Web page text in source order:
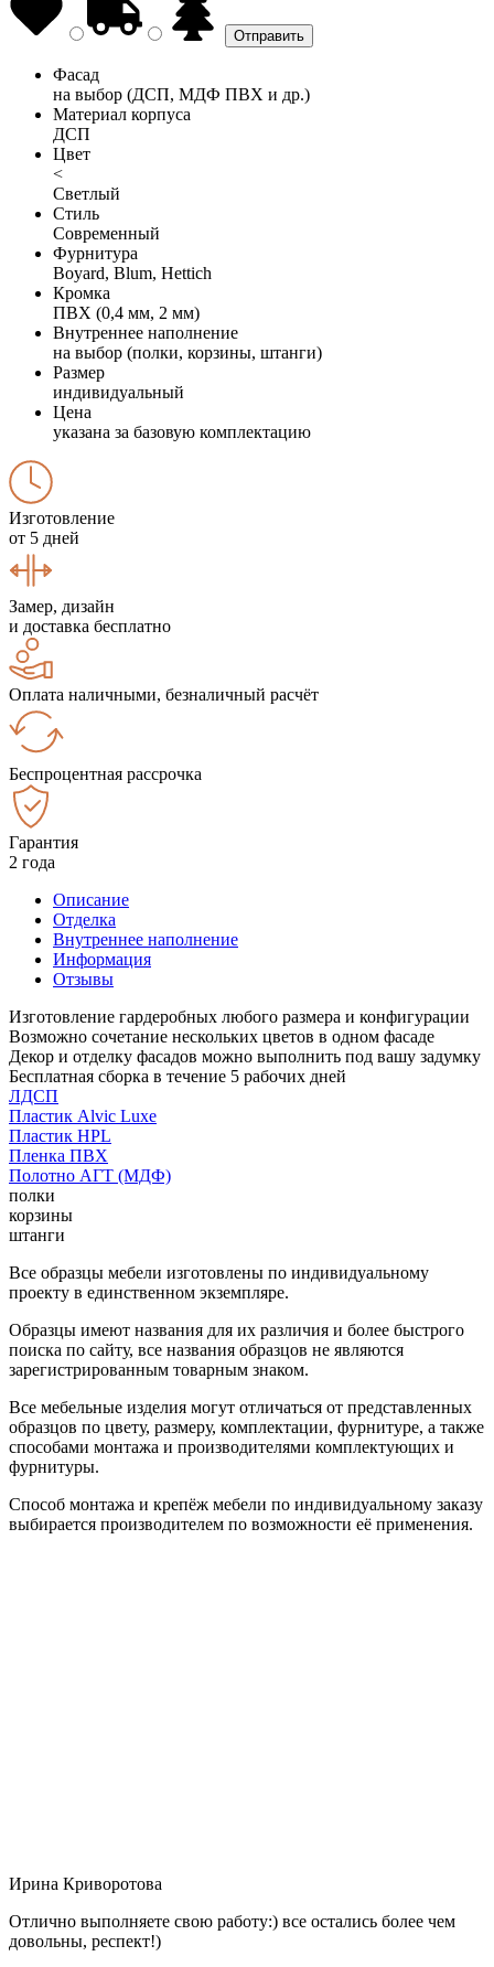
Фасад
на выбор (ДСП, МДФ ПВХ и др.)
Материал корпуса
ДСП
Цвет
<
Светлый
Стиль
Современный
Фурнитура
Boyard, Blum, Hettich
Кромка
ПВХ (0,4 мм, 2 мм)
Внутреннее наполнение
на выбор (полки, корзины, штанги)
Размер
индивидуальный
Цена
указана за базовую комплектацию
Изготовление
от 5 дней
Замер, дизайн
и доставка бесплатно
Оплата наличными, безналичный расчёт
Беспроцентная рассрочка
Гарантия
2 года
Описание
Отделка
Внутреннее наполнение
Информация
Отзывы
Изготовление гардеробных любого размера и конфигурации
Возможно сочетание нескольких цветов в одном фасаде
Декор и отделку фасадов можно выполнить под вашу задумку
Бесплатная сборка в течение 5 рабочих дней
ЛДСП
Пластик Alvic Luxe
Пластик HPL
Пленка ПВХ
Полотно АГТ (МДФ)
полки
корзины
штанги
Все образцы мебели изготовлены по индивидуальному
проекту в единственном экземпляре.
Образцы имеют названия для их различия и более быстрого
поиска по сайту, все названия образцов не являются
зарегистрированным товарным знаком.
Все мебельные изделия могут отличаться от представленных
образцов по цвету, размеру, комплектации, фурнитуре, а также
способами монтажа и производителями комплектующих и
фурнитуры.
Способ монтажа и крепёж мебели по индивидуальному заказу
выбирается производителем по возможности её применения.
Ирина Криворотова
Отлично выполняете свою работу:) все остались более чем
довольны, респект!)